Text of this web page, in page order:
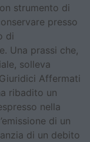
strumento di
presso
di
Una prassi che,
solleva
Affermati
ribadito un
nella
di un
di un debito